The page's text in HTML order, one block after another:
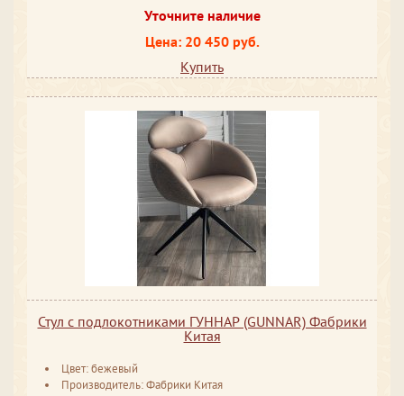
Уточните наличие
Цена: 20 450 руб.
Купить
Стул с подлокотниками ГУННАР (GUNNAR) Фабрики
Китая
Цвет: бежевый
Производитель: Фабрики Китая